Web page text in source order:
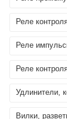
Реле
Реле
Реле
Удлинители,
Вилки,